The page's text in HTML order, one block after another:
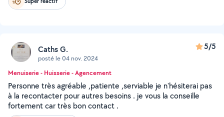
Caths G.
posté le 04 nov. 2024
5/5
Menuiserie - Huisserie - Agencement
Personne très agréable ,patiente ,serviable je n'hésiterai pas
à la recontacter pour autres besoins . je vous la conseille
fortement car très bon contact .